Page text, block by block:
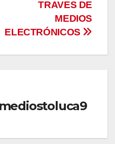
TRAVES DE
MEDIOS
ELECTRÓNICOS